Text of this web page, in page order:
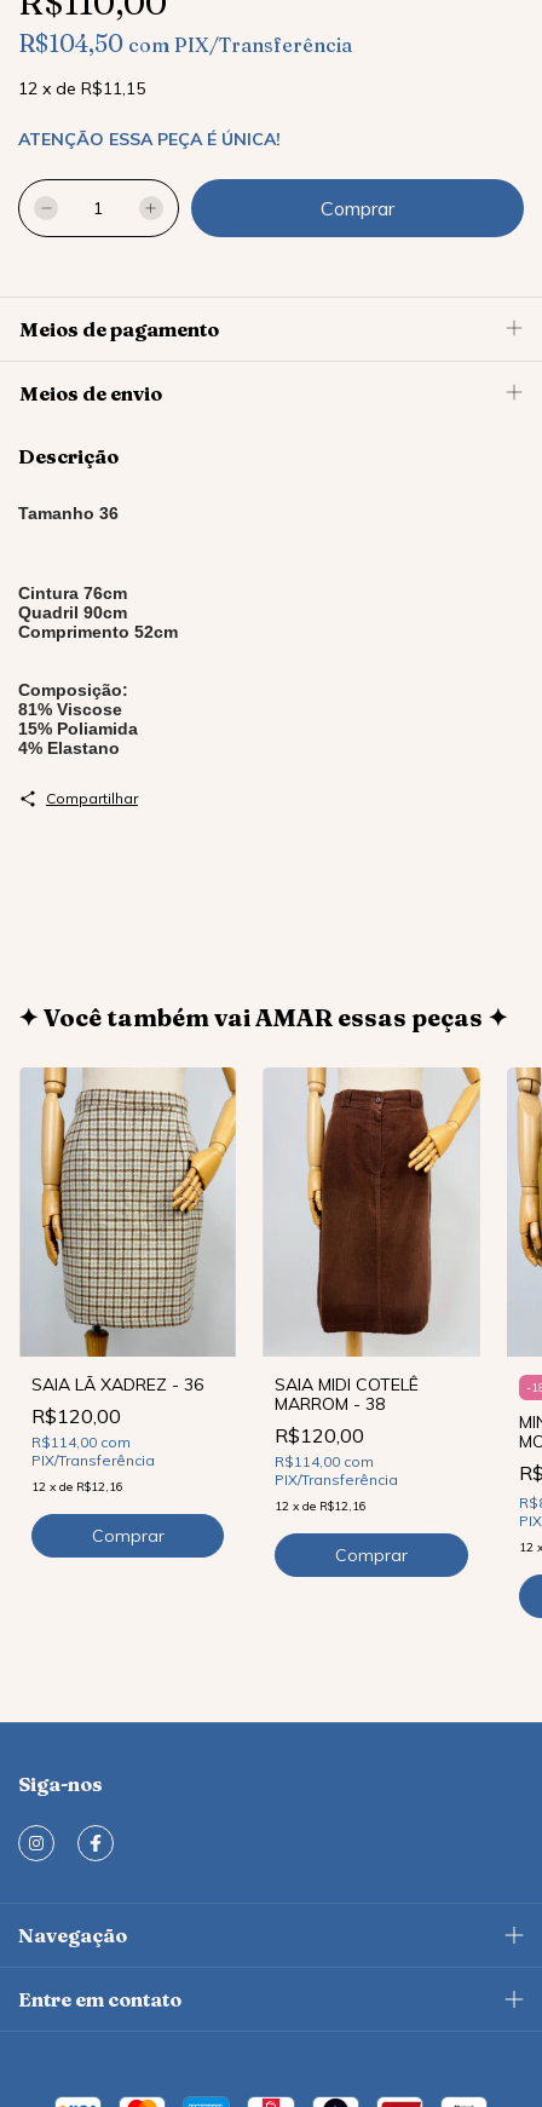
R$104,50 com PIX/Transferência
12 x de R$11,15
ATENÇÃO ESSA PEÇA É ÚNICA!
Meios de pagamento
Meios de envio
Descrição
Tamanho 36
Cintura 76cm
Quadril 90cm
Comprimento 52cm
Composição:
81% Viscose
15% Poliamida
4% Elastano
Compartilhar
✦ Você também vai AMAR essas peças ✦
SAIA LÃ XADREZ - 36
R$120,00
R$114,00 com
PIX/Transferência
12 x de R$12,16
SAIA MIDI COTELÊ
MARROM - 38
R$120,00
R$114,00 com
PIX/Transferência
12 xde R$12,16
-
12
Siga-nos
Navegação
Entre em contato